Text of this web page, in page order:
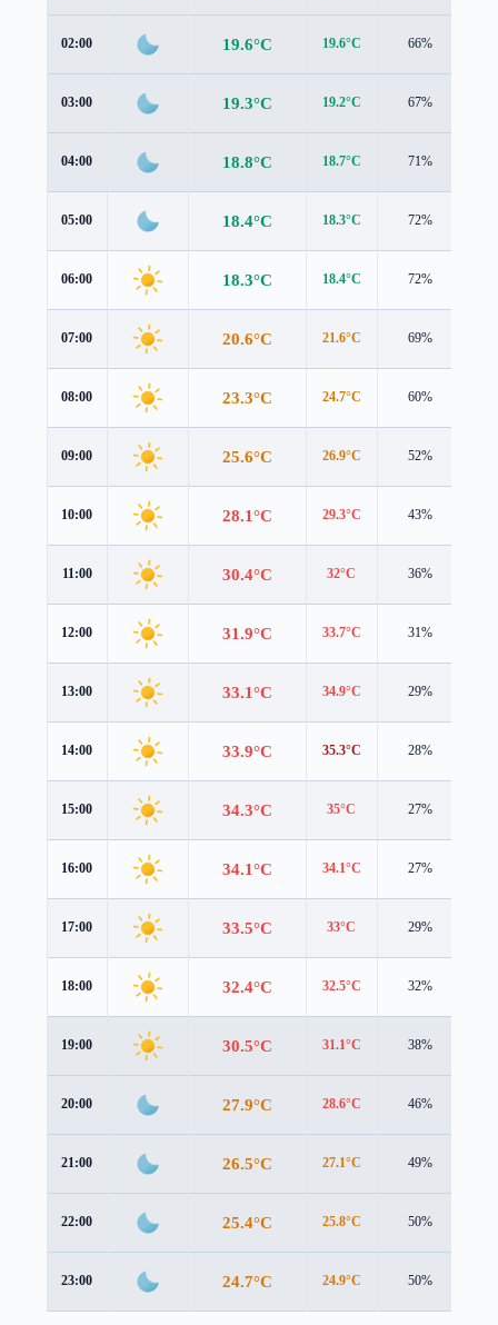
02:00 19.6°C 19.6°C 66%
03:00 19.3°C 19.2°C 67%
04:00 18.8°C 18.7°C 71%
05:00 18.4°C 18.3°C 72%
06:00 18.3°C 18.4°C 72%
07:00 20.6°C 21.6°C 69%
08:00 23.3°C 24.7°C 60%
09:00 25.6°C 26.9°C 52%
10:00 28.1°C 29.3°C 43%
11:00 30.4°C 32°C 36%
12:00 31.9°C 33.7°C 31%
13:00 33.1°C 34.9°C 29%
14:00 33.9°C 35.3°C 28%
15:00 34.3°C 35°C 27%
16:00 34.1°C 34.1°C 27%
17:00 33.5°C 33°C 29%
18:00 32.4°C 32.5°C 32%
19:00 30.5°C 31.1°C 38%
20:00 27.9°C 28.6°C 46%
21:00 26.5°C 27.1°C 49%
22:00 25.4°C 25.8°C 50%
23:00 24.7°C 24.9°C 50%